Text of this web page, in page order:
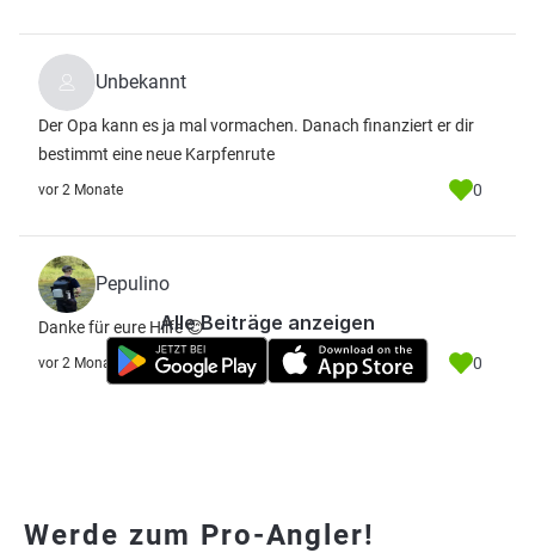
Unbekannt
Der Opa kann es ja mal vormachen. Danach finanziert er dir
bestimmt eine neue Karpfenrute
vor 2 Monate 0
Pepulino
Danke für eure Hilfe 😊
vor 2 Monate 0
Alle Beiträge anzeigen
Werde zum Pro-Angler!